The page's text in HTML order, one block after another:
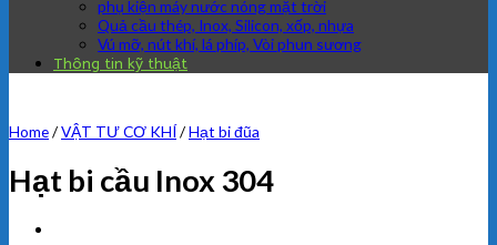
phụ kiện máy nước nóng mặt trời
Quả cầu thép, Inox, Silicon, xốp, nhựa
Vú mỡ, nút khí, lá phíp, Vòi phun sương
Thông tin kỹ thuật
Home/VẬT TƯ CƠ KHÍ/Hạt bi đũa
Hạt bi cầu Inox 304